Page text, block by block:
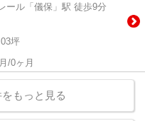
ール「儀保」駅 徒歩9分
坪
/0ヶ月
もっと見る